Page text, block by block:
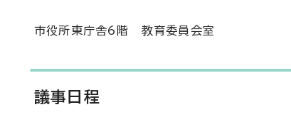
市役所東庁舎6階 教育委員会室
議事日程